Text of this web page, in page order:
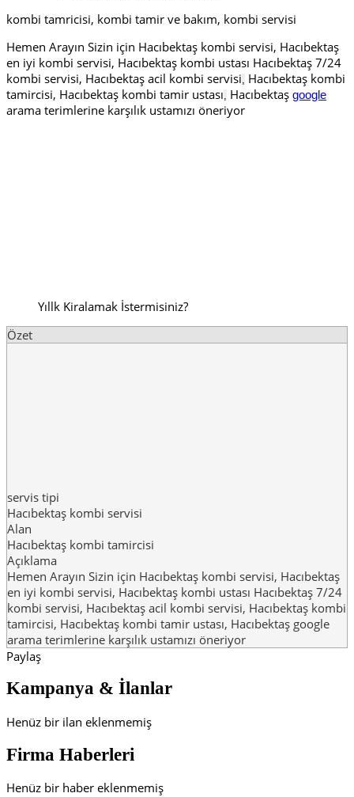
kombi tamricisi, kombi tamir ve bakım, kombi servisi
Hemen Arayın Sizin için Hacıbektaş kombi servisi, Hacıbektaş
en iyi kombi servisi, Hacıbektaş kombi ustası Hacıbektaş 7/24
kombi servisi, Hacıbektaş acil kombi servisi Hacıbektaş kombi
tamircisi, Hacıbektaş kombi tamir ustası Hacıbektaş google
arama terimlerine karşılık ustamızı öneriyor
Yıllk Kiralamak İstermisiniz?
Özet
servis tipi
Hacıbektaş kombi servisi
Alan
Hacıbektaş kombi tamircisi
Açıklama
Hemen Arayın Sizin için Hacıbektaş kombi servisi, Hacıbektaş
en iyi kombi servisi, Hacıbektaş kombi ustası Hacıbektaş 7/24
kombi servisi, Hacıbektaş acil kombi servisi, Hacıbektaş kombi
tamircisi, Hacıbektaş kombi tamir ustası, Hacıbektaş google
arama terimlerine karşılık ustamızı öneriyor
Paylaş
Kampanya & İlanlar
Henüz bir ilan eklenmemiş
Firma Haberleri
Henüz bir haber eklenmemiş